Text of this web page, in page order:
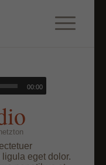
00:00
eget dolor.